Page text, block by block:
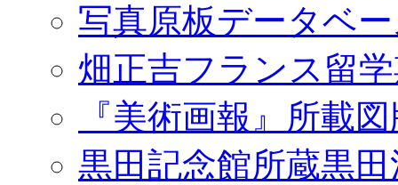
写真原板データベ
畑正吉フランス留
『美術画報』所載
黒田記念館所蔵黒